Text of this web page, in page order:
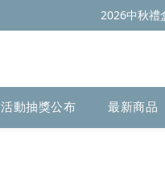
2026中秋禮
活動抽獎公布 最新商品